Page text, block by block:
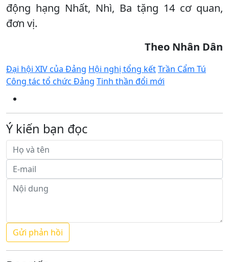
động hạng Nhất, Nhì, Ba tặng 14 cơ quan,
đơn vị.
Theo Nhân Dân
Đại hội XIV của Đảng Hội nghị tổng kếtTrần Cẩm Tú
Công tác tổ chức Đảng Tinh thần đổi mới
Ý kiến bạn đọc